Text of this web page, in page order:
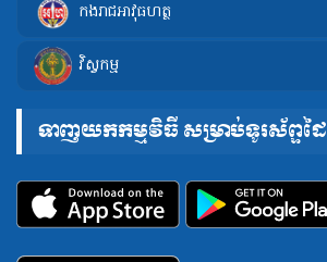
កងរាជអាវុធហត្ថ
វិស្វកម្ម
ទាញយកកម្មវិធី សម្រាប់ទូរស័ព្ទដៃ